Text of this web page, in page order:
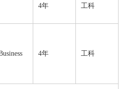
4年 工科
4年 工科